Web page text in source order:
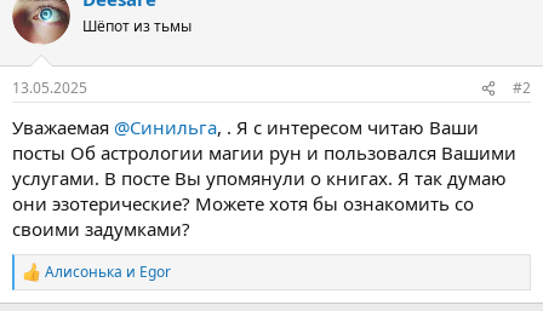
ц
и
Шёпот из тьмы
13.05.2025 #2
Уважаемая @Синильга, . Я с интересом читаю Ваши
посты Об астрологии магии рун и пользовался Вашими
услугами. В посте Вы упомянули о книгах. Я так думаю
они эзотерические? Можете хотя бы ознакомить со
своими задумками?
Р
е
Алисонька и Egor